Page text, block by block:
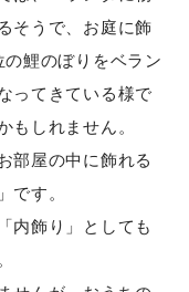
そうで、お庭に飾
鯉のぼりをベラン
ってきている様で
もしれません。
部屋の中に飾れる
です。
内飾り」としても